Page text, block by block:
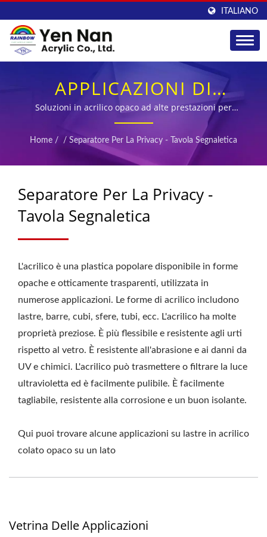
ITALIANO
APPLICAZIONI DI
LASTRE IN ACRILICO
OPACO SU UN LATO
PER PARTIZIONI DI
PRIVACY E PANNELLI
INFORMATIVI
Soluzioni in acrilico opaco ad alte prestazioni per
partizioni commerciali e segnaletica professionale
Home / / Separatore Per La Privacy - Tavola Segnaletica
Separatore Per La Privacy -
Tavola Segnaletica
L'acrilico è una plastica popolare disponibile in forme
opache e otticamente trasparenti, utilizzata in
numerose applicazioni. Le forme di acrilico includono
lastre, barre, cubi, sfere, tubi, ecc. L'acrilico ha molte
proprietà preziose. È più flessibile e resistente agli urti
rispetto al vetro. È resistente all'abrasione e ai danni da
UV e chimici. L'acrilico può trasmettere o filtrare la luce
ultravioletta ed è facilmente pulibile. È facilmente
tagliabile, resistente alla corrosione e un buon isolante.
Qui puoi trovare alcune applicazioni su lastre in acrilico
colato opaco su un lato
Vetrina Delle Applicazioni